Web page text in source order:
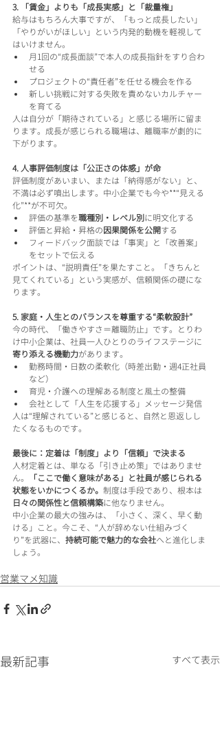
3. 「賃金」よりも「成長実感」と「裁量権」
給与はもちろん大事ですが、「もっと成長したい」
「やりがいがほしい」という内発的動機を軽視して
はいけません。
月1回の“成長面談”で本人の成長指針をすり合わ
せる
プロジェクトの“責任者”を任せる機会を作る
新しい挑戦に対する失敗を責めないカルチャー
を育てる
人は自分が「期待されている」と感じる場所に留ま
ります。成長が感じられる職場は、離職率が劇的に
下がります。
4. 人事評価制度は「公正さの体感」が命
評価制度があいまい、または「納得感がない」と、
不満は必ず噴出します。中小企業でも今や**“見える
化”**が不可欠。
評価の基準を職種別・レベル別に明文化する
評価と昇給・昇格の因果関係を公開する
フィードバック面談では「事実」と「改善案」
をセットで伝える
ポイントは、“説明責任”を果たすこと。「きちんと
見てくれている」という実感が、信頼関係の礎にな
ります。
5. 家庭・人生とのバランスを尊重する“柔軟設計”
今の時代、「働きやすさ＝離職防止」です。とりわ
け中小企業は、社員一人ひとりのライフステージに
寄り添える機動力があります。
勤務時間・日数の柔軟化（時差出勤・週4正社員
など）
育児・介護への理解ある制度と風土の整備
会社として「人生を応援する」メッセージ発信
人は“理解されている”と感じると、自然と恩返しし
たくなるものです。
最後に：定着は「制度」より「信頼」で決まる
人材定着とは、単なる「引き止め策」ではありませ
ん。
「ここで働く意味がある」と社員が感じられる
状態をいかにつくるか。 制度は手段であり、根本は
日々の関係性と信頼構築に他なりません。
中小企業の最大の強みは、「小さく、深く、早く動
ける」こと。今こそ、“人が辞めない仕組みづく
り”を武器に、 持続可能で魅力的な会社へと進化しま
しょう。
営業マメ知識
最新記事 すべて表示